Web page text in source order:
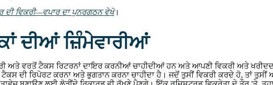
ਦੀ ਵਿਕਰੀ—ਵਪਾਰ ਦਾ ਪੁਨਰਗਠਨ ਵੇਖੋ।
ਦੀਆਂ ਜ਼ਿੰਮੇਵਾਰੀਆਂ
ਅਤੇ ਵਰਤੋਂ ਟੈਕਸ ਰਿਟਰਨਾਂ ਦਾਇਰ ਕਰਨੀਆਂ ਚਾਹੀਦੀਆਂ ਹਨ ਅਤੇ ਆਪਣੀ ਵਿਕਰੀ ਅਤੇ
ਟੈਕਸ ਦੀ ਰਿਪੋਰਟ ਕਰਨਾ ਅਤੇ ਭੁਗਤਾਨ ਕਰਨਾ ਚਾਹੀਦਾ ਹੈ। ਜਦੋਂ ਤੁਸੀਂ ਵਿਕਰੀ ਕਰਦੇ ਹੋ, ਤਾਂ